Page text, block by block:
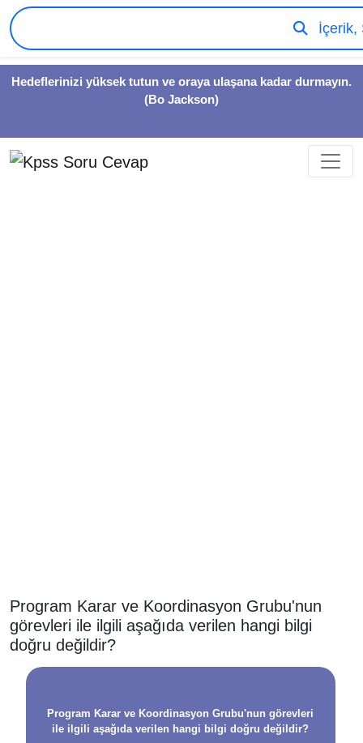
Hedeflerinizi yüksek tutun ve oraya ulaşana kadar durmayın.
(Bo Jackson)
İçerik,
Program Karar ve Koordinasyon Grubu'nun
görevleri ile ilgili aşağıda verilen hangi bilgi
doğru değildir?
Program Karar ve Koordinasyon Grubu'nun görevleri
ile ilgili aşağıda verilen hangi bilgi doğru değildir?